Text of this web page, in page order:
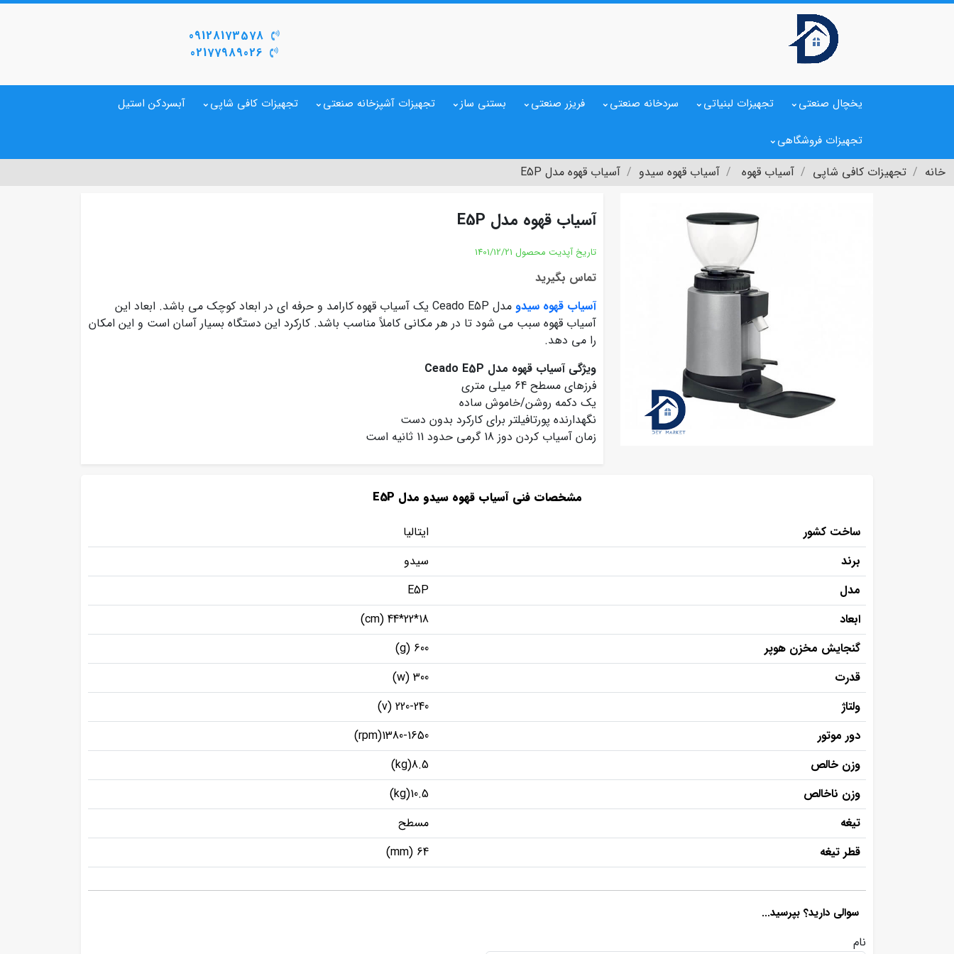
09128173578
02177989026
یخچال صنعتی تجهیزات لبنیاتی سردخانه صنعتی فریزر صنعتی بستنی ساز تجهیزات آشپزخانه صنعتی تجهیزات کافی شاپی آبسردکن استیل
تجهیزات فروشگاهی
خانه تجهیزات کافی شاپی آسیاب قهوه آسیاب قهوه سیدو آسیاب قهوه مدل E5P
آسیاب قهوه مدل E5P
تاریخ آپدیت محصول 1401/12/21
تماس بگیرید
آسیاب قهوه سیدو
مدل Ceado E5P یک آسیاب قهوه کارامد و حرفه ای در ابعاد کوچک می باشد. ابعاد این
آسیاب قهوه سبب می شود تا در هر مکانی کاملاً مناسب باشد. کارکرد این دستگاه بسیار آسان است و این امکان
را می دهد.
ویژگی آسیاب قهوه مدل Ceado E5P
فرزهای مسطح 64 میلی متری
یک دکمه روشن/خاموش ساده
نگهدارنده پورتافیلتر برای کارکرد بدون دست
زمان آسیاب کردن دوز 18 گرمی حدود 11 ثانیه است
مشخصات فنی آسیاب قهوه سیدو مدل E5P
ساخت کشور
ایتالیا
برند
سیدو
مدل
E5P
ابعاد
18*22*44 (cm)
گنجایش مخزن هوپر
600 (g)
قدرت
300 (w)
ولتاژ
‌220-240 (v)
دور موتور
1380-1650(rpm)
وزن خالص
8.5(kg)
وزن ناخالص
10.5(kg)
تیغه
مسطح
قطر تیغه
64 (mm)
سوالی دارید؟ بپرسید...
نام